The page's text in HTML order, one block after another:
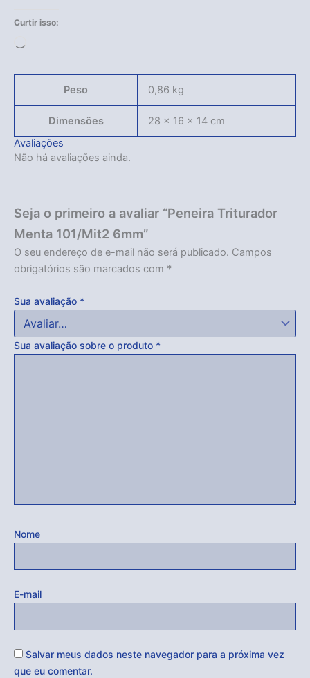
Curtir isso:
Peso 0,86 kg
Dimensões
28 × 16 × 14 cm
Avaliações
Não há avaliações ainda.
Seja o primeiro a avaliar “Peneira Triturador
Menta 101/Mit2 6mm”
O seu endereço de e-mail não será publicado. Campos
obrigatórios são marcados com *
Sua avaliação *
Sua avaliação sobre o produto *
Nome
E-mail
Salvar meus dados neste navegador para a próxima vez
que eu comentar.